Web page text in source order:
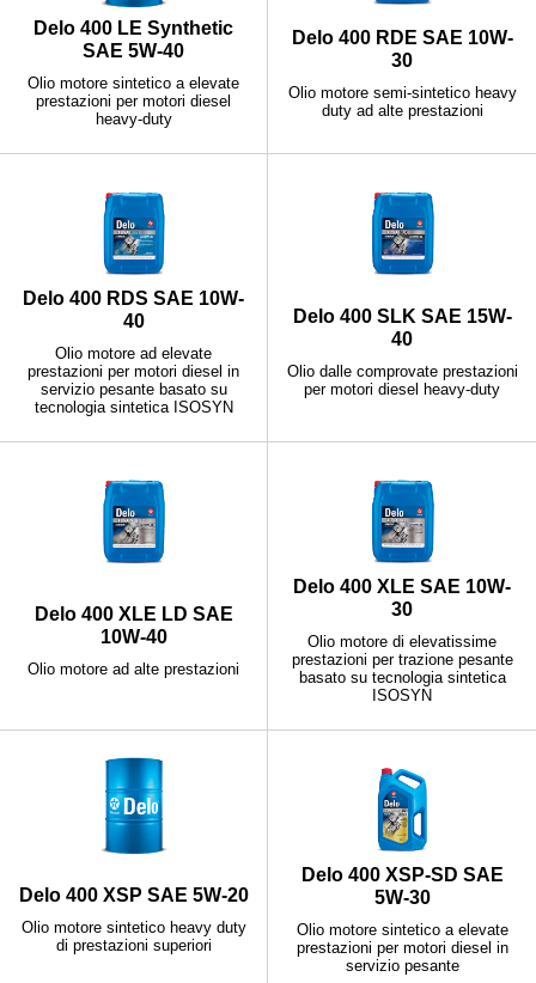
Delo 400 LE Synthetic
SAE 5W-40
Olio motore sintetico a elevate
prestazioni per motori diesel
heavy-duty
Delo 400 RDE SAE 10W-
30
Olio motore semi-sintetico heavy
duty ad alte prestazioni
Delo 400 RDS SAE 10W-
40
Olio motore ad elevate
prestazioni per motori diesel in
servizio pesante basato su
tecnologia sintetica ISOSYN
Delo 400 SLK SAE 15W-
40
Olio dalle comprovate prestazioni
per motori diesel heavy-duty
Delo 400 XLE LD SAE
10W-40
Olio motore ad alte prestazioni
Delo 400 XLE SAE 10W-
30
Olio motore di elevatissime
prestazioni per trazione pesante
basato su tecnologia sintetica
ISOSYN
Delo 400 XSP SAE 5W-20
Olio motore sintetico heavy duty
di prestazioni superiori
Delo 400 XSP-SD SAE
5W-30
Olio motore sintetico a elevate
prestazioni per motori diesel in
servizio pesante